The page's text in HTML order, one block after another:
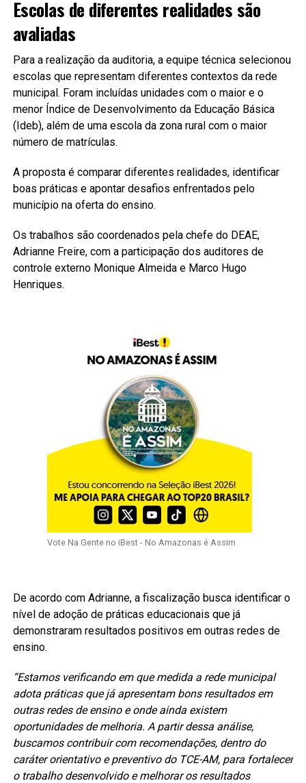
Escolas de diferentes realidades são
avaliadas
Para a realização da auditoria, a equipe técnica selecionou
escolas que representam diferentes contextos da rede
municipal. Foram incluídas unidades com o maior e o
menor Índice de Desenvolvimento da Educação Básica
(Ideb), além de uma escola da zona rural com o maior
número de matrículas.
A proposta é comparar diferentes realidades, identificar
boas práticas e apontar desafios enfrentados pelo
município na oferta do ensino.
Os trabalhos são coordenados pela chefe do DEAE,
Adrianne Freire, com a participação dos auditores de
controle externo Monique Almeida e Marco Hugo
Henriques.
Vote Na Gente no iBest - No Amazonas é Assim
De acordo com Adrianne, a fiscalização busca identificar o
nível de adoção de práticas educacionais que já
demonstraram resultados positivos em outras redes de
ensino.
“Estamos verificando em que medida a rede municipal
adota práticas que já apresentam bons resultados em
outras redes de ensino e onde ainda existem
oportunidades de melhoria. A partir dessa análise,
buscamos contribuir com recomendações, dentro do
caráter orientativo e preventivo do TCE-AM, para fortalecer
o trabalho desenvolvido e melhorar os resultados